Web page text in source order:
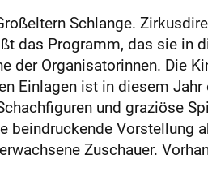
Schlange.
das Programm, das sie in
der Organisatorinnen. Die
Einlagen ist in diesem
und graziöse
beindruckende Vorstellung
Zuschauer.